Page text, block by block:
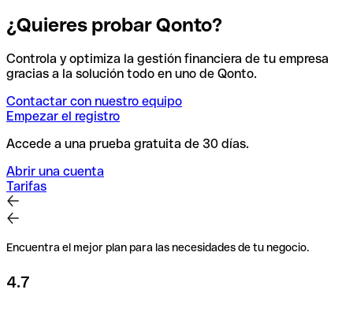
¿Quieres probar Qonto?
Controla y optimiza la gestión financiera de tu empresa
gracias a la solución todo en uno de Qonto.
Contactar con nuestro equipo
Empezar el registro
Accede a una prueba gratuita de 30 días.
Abrir una cuenta
Tarifas
Encuentra el mejor plan para las necesidades de tu negocio.
4.7